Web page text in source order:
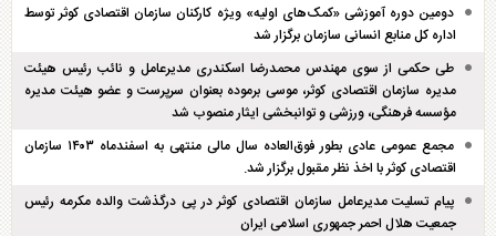
دومین دوره آموزشی «کمک‌های اولیه» ویژه کارکنان سازمان اقتصادی کوثر توسط
اداره کل منابع انسانی سازمان برگزار شد
طی حکمی از سوی مهندس محمدرضا اسکندری مدیرعامل و نائب رئیس هیئت
مدیره سازمان اقتصادی کوثر، موسی برموده بعنوان سرپرست و عضو هیئت مدیره
مؤسسه فرهنگی، ورزشی و توانبخشی ایثار منصوب شد
مجمع عمومی عادی بطور فوق‌العاده سال مالی منتهی به اسفند‌ماه ۱۴۰۳ سازمان
اقتصادی کوثر با اخذ نظر مقبول برگزار شد.
پیام تسلیت مدیرعامل سازمان اقتصادی کوثر در پی درگذشت والده مکرمه رئیس
جمعیت هلال احمر جمهوری اسلامی ایران